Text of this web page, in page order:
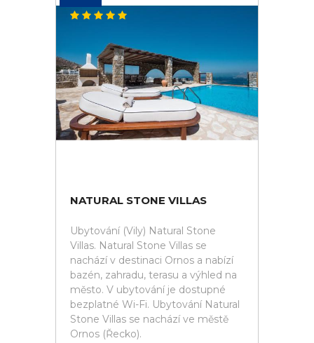
NATURAL STONE VILLAS
Ubytování (Vily) Natural Stone
Villas. Natural Stone Villas se
nachází v destinaci Ornos a nabízí
bazén, zahradu, terasu a výhled na
město. V ubytování je dostupné
bezplatné Wi-Fi. Ubytování Natural
Stone Villas se nachází ve městě
Ornos (Řecko).